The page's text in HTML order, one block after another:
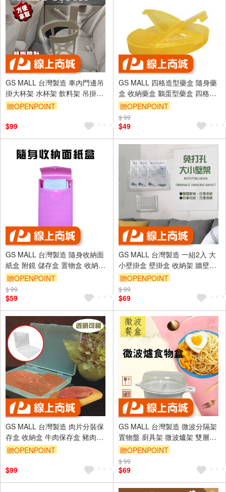
GS MALL 台灣製造 車內門邊吊
掛大杯架 水杯架 飲料架 吊掛架
置杯架 手搖杯架 車用收納架 車
贈OPENPOINT
$99
GS MALL 四格造型藥盒 隨身藥
盒 收納藥盒 鵝蛋型藥盒 四格藥
盒 造型藥盒 藥盒 顏色隨機 四格
藥盒
贈OPENPOINT
$ 99
$49
GS MALL 台灣製造 隨身收納面
紙盒 附鏡 儲存盒 置物盒 收納盒
吸油面紙 隨身鏡 面紙盒 隨身盒
面紙收納盒
贈OPENPOINT
$ 99
$59
GS MALL 台灣製造 一組2入 大
小壁掛盒 壁掛盒 收納架 牆壁架
置物架 免打孔置物架 壁掛架
贈OPENPOINT
$ 99
$69
GS MALL 台灣製造 肉片分裝保
存盒 收納盒 牛肉保存盒 豬肉保
存盒 肉片分裝盒 肉片保鮮 分裝
贈OPENPOINT
$99
GS MALL 台灣製造 微波分隔架
置物盤 廚具架 微波爐架 雙層架
收納架 微波架 收納盒
贈OPENPOINT
$ 99
$69